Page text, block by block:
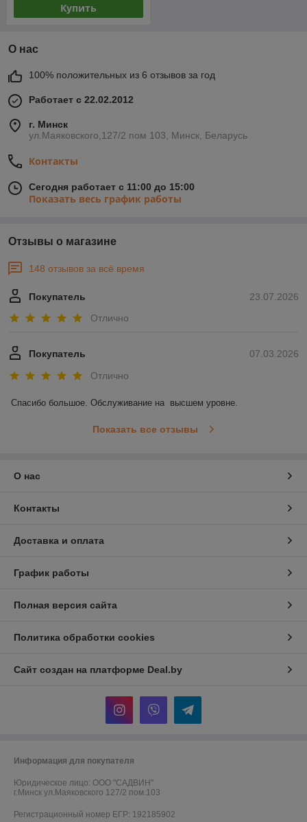
Купить
О нас
100% положительных из 6 отзывов за год
Работает с 22.02.2012
г. Минск
ул.Маяковского,127/2 пом 103, Минск, Беларусь
Контакты
Сегодня работает с 11:00 до 15:00
Показать весь график работы
Отзывы о магазине
148 отзывов за всё время
23.07.2026
Покупатель
Отлично
07.03.2026
Покупатель
Отлично
Спасибо большое. Обслуживание на  высшем уровне.
Показать все отзывы
О нас
Контакты
Доставка и оплата
График работы
Полная версия сайта
Политика обработки cookies
Сайт создан на платформе Deal.by
Информация для покупателя
Юридическое лицо: ООО "САДВИН"
г.Минск ул.Маяковского 127/2 пом.103
Регистрационный номер ЕГР: 192185902